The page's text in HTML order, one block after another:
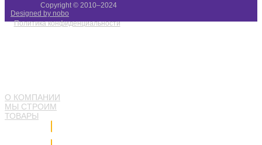
О КОМПАНИИ
МЫ СТРОИМ
ТОВАРЫ
Copyright © 2010–2024
Designed by nobo
Политика конфиденциальности